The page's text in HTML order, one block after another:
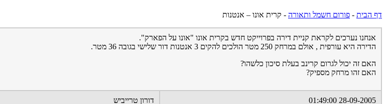
דף הבית - פורום חשמל ותאורה - קרית אונו – אנטנות
אנחנו נערכים לקראת קניית דירה בפרוייקט חדש בקרית אונו "אונו על הפארק".
הדירה היא עורפית , אולם במרחק 250 מטר הולכים להקים 3 אנטנות דור שלישי בגובה 36 מטר.
האם זה יכול לגרום קרינב בעלת סיכון כלשהו?
האם זהו מרחק מספיק?
28-09-2005 01:49:00 דורון טרייביש